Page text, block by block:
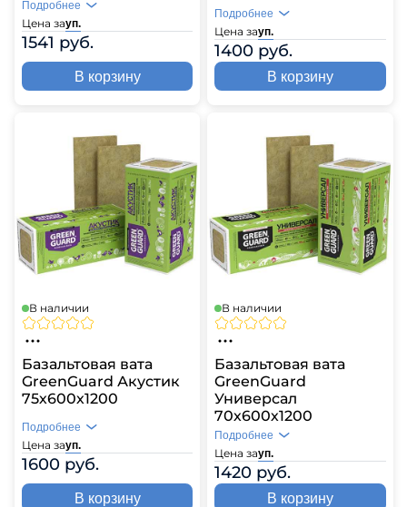
Цена зауп.
1541 руб.
Подробнее
В корзину
Цена зауп.
1400 руб.
Подробнее
В корзину
В наличии
Базальтовая вата
GreenGuard Акустик
75х600х1200
Цена зауп.
1600 руб.
Подробнее
В корзину
В наличии
Базальтовая вата
GreenGuard
Универсал
70х600х1200
Цена зауп.
1420 руб.
Подробнее
В корзину